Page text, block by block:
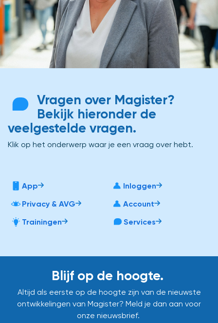
Vragen over Magister?
Bekijk hieronder de
veelgestelde vragen.
Klik op het onderwerp waar je een vraag over hebt.
App
Inloggen
Privacy & AVG
Account
Trainingen
Services
Blijf op de hoogte.
Altijd als eerste op de hoogte zijn van de nieuwste
ontwikkelingen van Magister? Meld je dan aan voor
onze nieuwsbrief.